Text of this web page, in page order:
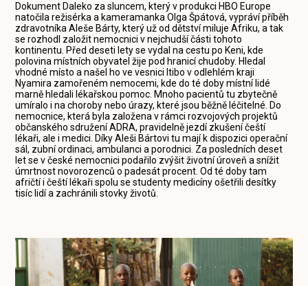
Dokument Daleko za sluncem, který v produkci HBO Europe
natočila režisérka a kameramanka Olga Špátová, vypráví příběh
zdravotníka Aleše Bárty, který už od dětství miluje Afriku, a tak
se rozhodl založit nemocnici v nejchudší části tohoto
kontinentu. Před deseti lety se vydal na cestu po Keni, kde
polovina místních obyvatel žije pod hranicí chudoby. Hledal
vhodné místo a našel ho ve vesnici Itibo v odlehlém kraji
Nyamira zamořeném nemocemi, kde do té doby místní lidé
marně hledali lékařskou pomoc. Mnoho pacientů tu zbytečně
umíralo i na choroby nebo úrazy, které jsou běžně léčitelné. Do
nemocnice, která byla založena v rámci rozvojových projektů
občanského sdružení ADRA, pravidelně jezdí zkušení čeští
lékaři, ale i medici. Díky Aleši Bártovi tu mají k dispozici operační
sál, zubní ordinaci, ambulanci a porodnici. Za posledních deset
let se v české nemocnici podařilo zvýšit životní úroveň a snížit
úmrtnost novorozenců o padesát procent. Od té doby tam
afričtí i čeští lékaři spolu se studenty medicíny ošetřili desítky
tisíc lidí a zachránili stovky životů.